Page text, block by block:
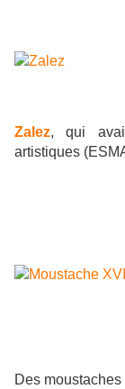
Zalez, qui
artistiques
Des